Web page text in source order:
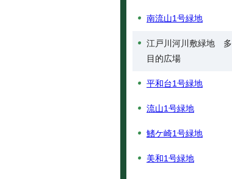
南流山1号緑地
江戸川河川敷緑地 多
目的広場
平和台1号緑地
流山1号緑地
鰭ケ崎1号緑地
美和1号緑地